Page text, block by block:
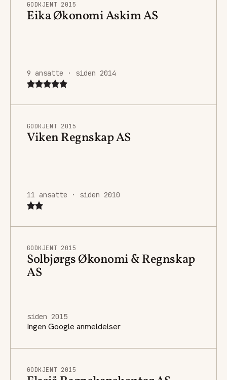
GODKJENT 2015
Eika Økonomi Askim AS
9 ansatte · siden 2014
GODKJENT 2015
Viken Regnskap AS
11 ansatte · siden 2010
GODKJENT 2015
Solbjørgs Økonomi & Regnskap
AS
siden 2015
Ingen Google anmeldelser
GODKJENT 2015